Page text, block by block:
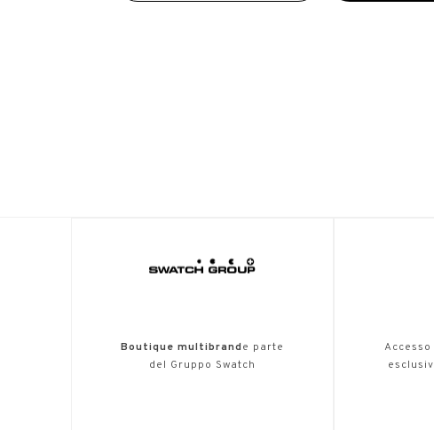
Boutique multibrand e parte
del Gruppo Swatch
Accesso